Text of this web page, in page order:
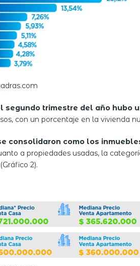
segundo trimestre del año hubo
con un porcentaje en la vivienda
consolidaron como los
a propiedades usadas, la
2).